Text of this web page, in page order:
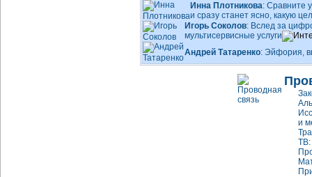
Инна Плотникова: Сравните
и сразу станет ясно, какую
Игорь Соколов: Вслед за
мультисервисные услуги
Андрей Татаренко: Эйфория,
и
ТВ: